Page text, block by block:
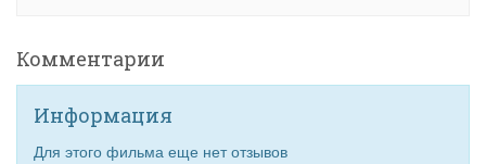
Комментарии
Информация
Для этого фильма еще нет отзывов